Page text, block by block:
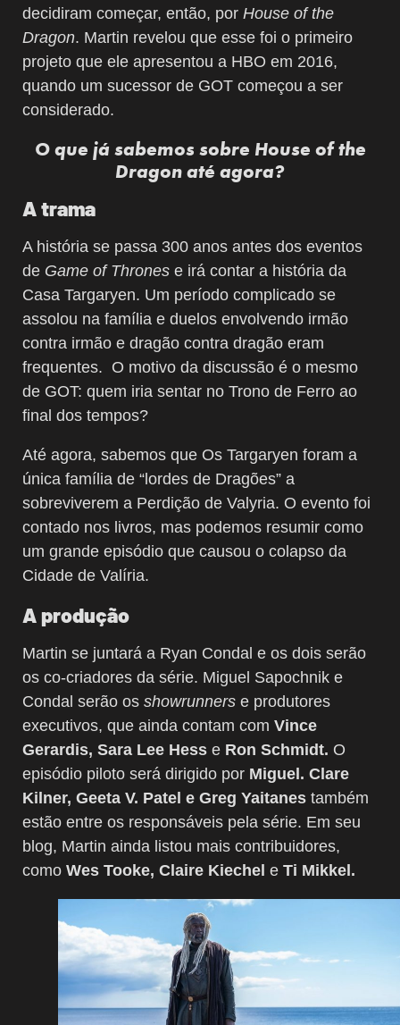
decidiram começar, então, por House of the
Dragon. Martin revelou que esse foi o primeiro
projeto que ele apresentou a HBO em 2016,
quando um sucessor de GOT começou a ser
considerado.
O que já sabemos sobre House of the
Dragon até agora?
A trama
A história se passa 300 anos antes dos eventos
de Game of Thrones e irá contar a história da
Casa Targaryen. Um período complicado se
assolou na família e duelos envolvendo irmão
contra irmão e dragão contra dragão eram
frequentes. O motivo da discussão é o mesmo
de GOT: quem iria sentar no Trono de Ferro ao
final dos tempos?
Até agora, sabemos que Os Targaryen foram a
única família de “lordes de Dragões” a
sobreviverem a Perdição de Valyria. O evento foi
contado nos livros, mas podemos resumir como
um grande episódio que causou o colapso da
Cidade de Valíria.
A produção
Martin se juntará a Ryan Condal e os dois serão
os co-criadores da série. Miguel Sapochnik e
Condal serão os showrunners e produtores
executivos, que ainda contam com Vince
Gerardis, Sara Lee Hess e Ron Schmidt. O
episódio piloto será dirigido por Miguel. Clare
Kilner, Geeta V. Patel e Greg Yaitanes também
estão entre os responsáveis pela série. Em seu
blog, Martin ainda listou mais contribuidores,
como Wes Tooke, Claire Kiechel e Ti Mikkel.